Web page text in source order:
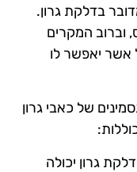
בדלקת גרון.
וברוב המקרים
אשר יאפשר לו
של כאבי גרון
גרון יכולה